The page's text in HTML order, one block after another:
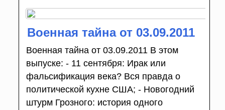
Военная тайна от 03.09.2011
Военная тайна от 03.09.2011 В этом
выпуске: - 11 сентября: Ирак или
фальсификация века? Вся правда о
политической кухне США; - Новогодний
штурм Грозного: история одного